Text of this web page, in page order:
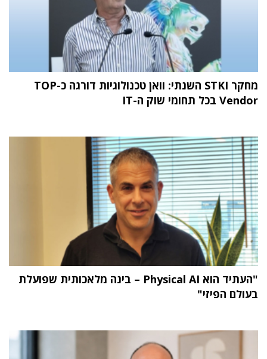
מחקר STKI השנתי: וואן טכנולוגיות דורגה כ-TOP
Vendor בכל תחומי שוק ה-IT
"העתיד הוא Physical AI – בינה מלאכותית שפועלת
בעולם הפיזי"